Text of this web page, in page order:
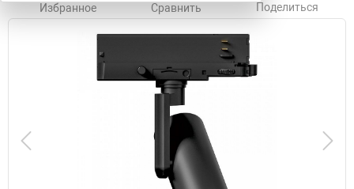
Избранное Сравнить Поделиться